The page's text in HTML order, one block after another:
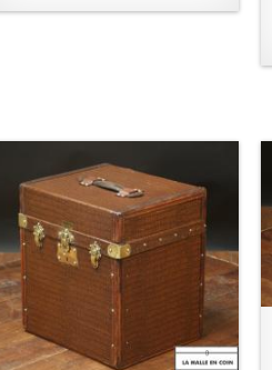
AJOUTER AU PANIER